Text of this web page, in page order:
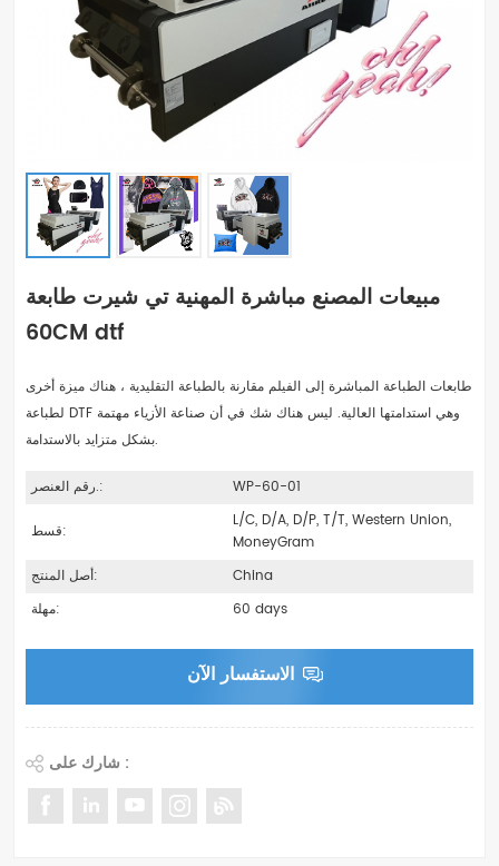
مبيعات المصنع مباشرة المهنية تي شيرت طابعة
60CM dtf
طابعات الطباعة المباشرة إلى الفيلم مقارنة بالطباعة التقليدية ، هناك ميزة أخرى
لطباعة DTF وهي استدامتها العالية. ليس هناك شك في أن صناعة الأزياء مهتمة
بشكل متزايد بالاستدامة.
رقم العنصر.: WP-60-01
قسط:
L/C, D/A, D/P, T/T, Western Union,
MoneyGram
أصل المنتج:
China
مهلة:
60 days
الاستفسار الآن
شارك على :